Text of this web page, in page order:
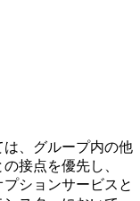
、グループ内の他
接点を優先し、
ションサービスと